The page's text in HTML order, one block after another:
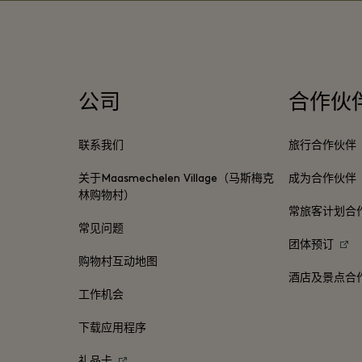
公司
联系我们
关于Maasmechelen Village（马斯梅克
林购物村）
常见问题
购物村互动地图
工作机会
下载应用程序
合作伙
旅行合作伙伴
成为合作伙伴
常旅客计划合
团体预订
酒店及景点合